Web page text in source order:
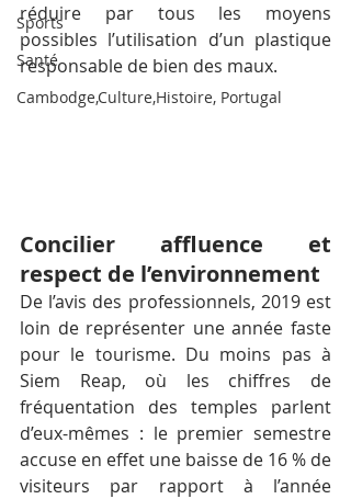
Sports
Santé
Cambodge,Culture,Histoire, Portugal
réduire par tous les moyens
possibles l’utilisation d’un plastique
responsable de bien des maux.
Concilier affluence et
respect de l’environnement
De l’avis des professionnels, 2019 est
loin de représenter une année faste
pour le tourisme. Du moins pas à
Siem Reap, où les chiffres de
fréquentation des temples parlent
d’eux-mêmes : le premier semestre
accuse en effet une baisse de 16 % de
visiteurs par rapport à l’année